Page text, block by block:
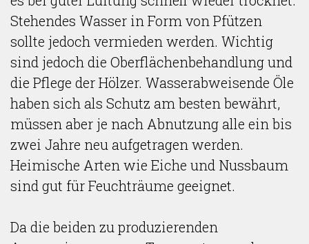
Stehendes Wasser in Form von Pfützen
sollte jedoch vermieden werden. Wichtig
sind jedoch die Oberflächenbehandlung und
die Pflege der Hölzer. Wasserabweisende Öle
haben sich als Schutz am besten bewährt,
müssen aber je nach Abnutzung alle ein bis
zwei Jahre neu aufgetragen werden.
Heimische Arten wie Eiche und Nussbaum
sind gut für Feuchträume geeignet.
Da die beiden zu produzierenden